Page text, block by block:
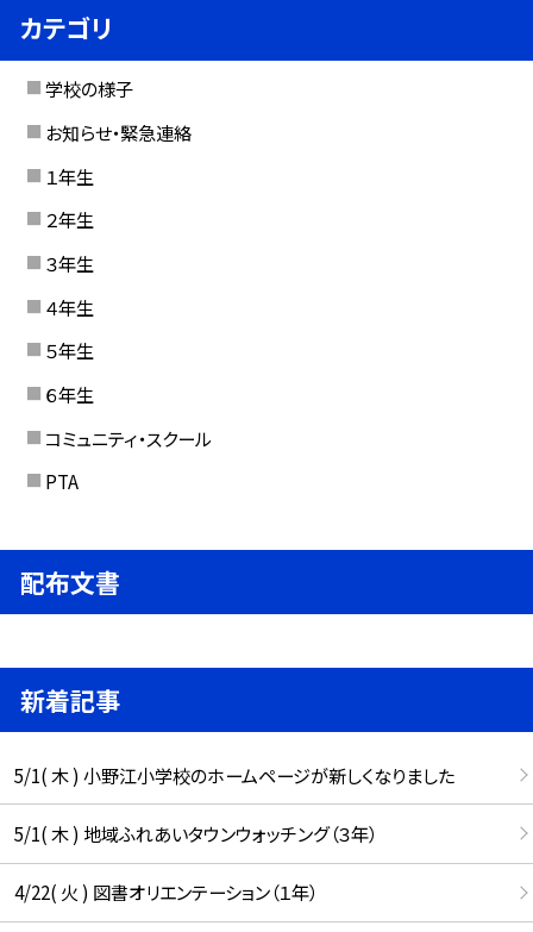
カテゴリ
学校の様子
お知らせ・緊急連絡
１年生
２年生
３年生
４年生
５年生
６年生
コミュニティ・スクール
PTA
配布文書
新着記事
5/1( 木 ) 小野江小学校のホームページが新しくなりました
5/1( 木 ) 地域ふれあいタウンウォッチング（３年）
4/22( 火 ) 図書オリエンテーション（１年）